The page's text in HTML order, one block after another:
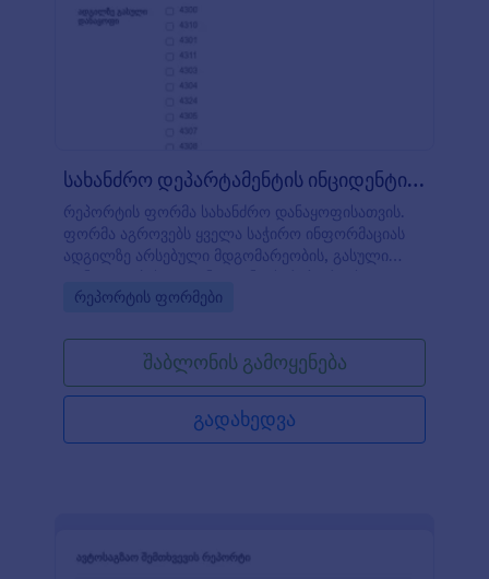
სახანძრო დეპარტამენტის ინციდენტის რ?
რეპორტის ფორმა სახანძრო დანაყოფისათვის.
ფორმა აგროვებს ყველა საჭირო ინფორმაციას
ადგილზე არსებული მდგომარეობის, გასული
დეტალების შესახებ.
Go to Category:
რეპორტის ფორმები
შაბლონის გამოყენება
გადახედვა